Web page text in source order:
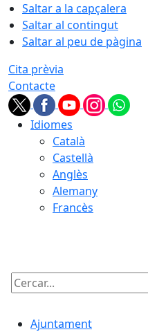
Saltar a la capçalera
Saltar al contingut
Saltar al peu de pàgina
Cita prèvia
Contacte
Idiomes
Català
Castellà
Anglès
Alemany
Francès
Cercar:
Ajuntament